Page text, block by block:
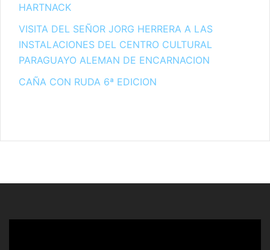
HARTNACK
VISITA DEL SEÑOR JORG HERRERA A LAS
INSTALACIONES DEL CENTRO CULTURAL
PARAGUAYO ALEMAN DE ENCARNACION
CAÑA CON RUDA 6ª EDICION